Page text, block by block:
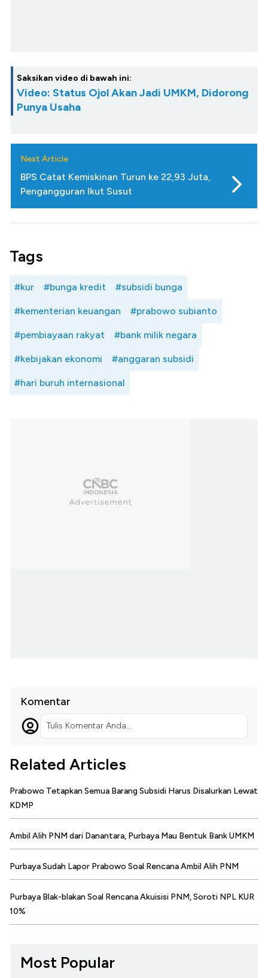
Saksikan video di bawah ini:
Video: Status Ojol Akan Jadi UMKM, Didorong
Punya Usaha
Next Article
BPS Catat Kemiskinan Turun ke 22,93 Juta,
Pengangguran Ikut Susut
Tags
#kur #bunga kredit #subsidi bunga
#kementerian keuangan #prabowo subianto
#pembiayaan rakyat #bank milik negara
#kebijakan ekonomi #anggaran subsidi
#hari buruh internasional
Komentar
Tulis Komentar Anda...
Related Articles
Prabowo Tetapkan Semua Barang Subsidi Harus Disalurkan Lewat
KDMP
Ambil Alih PNM dari Danantara, Purbaya Mau Bentuk Bank UMKM
Purbaya Sudah Lapor Prabowo Soal Rencana Ambil Alih PNM
Purbaya Blak-blakan Soal Rencana Akuisisi PNM, Soroti NPL KUR
10%
Most Popular